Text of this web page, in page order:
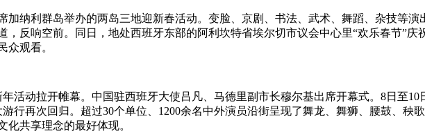
纳利群岛举办的两岛三地迎新春活动。变脸、京剧、书法、武术、舞蹈、杂技等演
，反响空前。同日，地处西班牙东部的阿利坎特省埃尔切市议会中心里“欢乐春节”
众观看。
动拉开帷幕。中国驻西班牙大使吕凡、马德里副市长穆尔基出席开幕式。8日至10
行再次回归。超过30个单位、1200余名中外演员沿街呈现了舞龙、舞狮、腰鼓、秧
化共享理念的最好体现。